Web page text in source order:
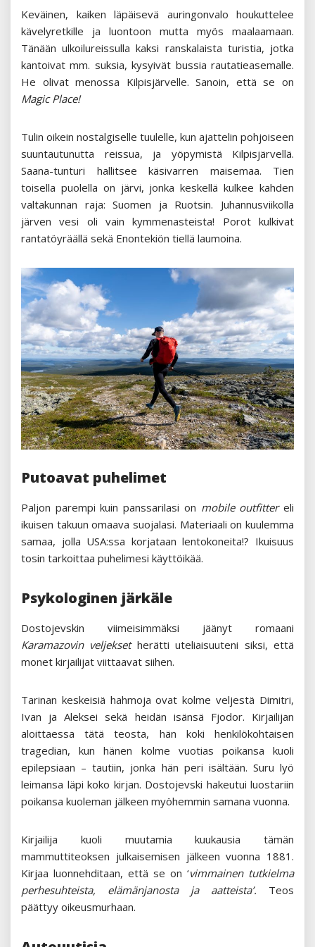
Keväinen, kaiken läpäisevä auringonvalo houkuttelee
kävelyretkille ja luontoon mutta myös maalaamaan.
Tänään ulkoilureissulla kaksi ranskalaista turistia, jotka
kantoivat mm. suksia, kysyivät bussia rautatieasemalle.
He olivat menossa Kilpisjärvelle. Sanoin, että se on
Magic Place!
Tulin oikein nostalgiselle tuulelle, kun ajattelin pohjoiseen
suuntautunutta reissua, ja yöpymistä Kilpisjärvellä.
Saana-tunturi hallitsee käsivarren maisemaa. Tien
toisella puolella on järvi, jonka keskellä kulkee kahden
valtakunnan raja: Suomen ja Ruotsin. Juhannusviikolla
järven vesi oli vain kymmenasteista! Porot kulkivat
rantatöyräällä sekä Enontekiön tiellä laumoina.
Putoavat puhelimet
Paljon parempi kuin panssarilasi on mobile outfittereli
ikuisen takuun omaava suojalasi. Materiaali on kuulemma
samaa, jolla USA:ssa korjataan lentokoneita!? Ikuisuus
tosin tarkoittaa puhelimesi käyttöikää.
Psykologinen järkäle
Dostojevskin viimeisimmäksi jäänyt romaani
Karamazovin veljeksetherätti uteliaisuuteni siksi, että
monet kirjailijat viittaavat siihen.
Tarinan keskeisiä hahmoja ovat kolme veljestä Dimitri,
Ivan ja Aleksei sekä heidän isänsä Fjodor. Kirjailijan
aloittaessa tätä teosta, hän koki henkilökohtaisen
tragedian, kun hänen kolme vuotias poikansa kuoli
epilepsiaan – tautiin, jonka hän peri isältään. Suru lyö
leimansa läpi koko kirjan. Dostojevski hakeutui luostariin
poikansa kuoleman jälkeen myöhemmin samana vuonna.
Kirjailija kuoli muutamia kuukausia tämän
mammuttiteoksen julkaisemisen jälkeen vuonna 1881.
Kirjaa luonnehditaan, että se on ‘vimmainen tutkielma
perhesuhteista, elämänjanosta ja aatteista’. Teos
päättyy oikeusmurhaan.